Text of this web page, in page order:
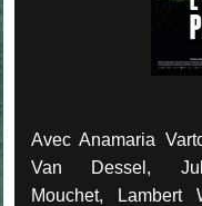
Avec Anamaria
Van Dessel,
Mouchet, Lambert